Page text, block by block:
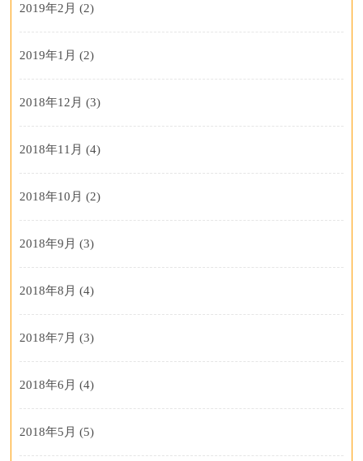
2019年2月 (2)
2019年1月 (2)
2018年12月 (3)
2018年11月 (4)
2018年10月 (2)
2018年9月 (3)
2018年8月 (4)
2018年7月 (3)
2018年6月 (4)
2018年5月 (5)